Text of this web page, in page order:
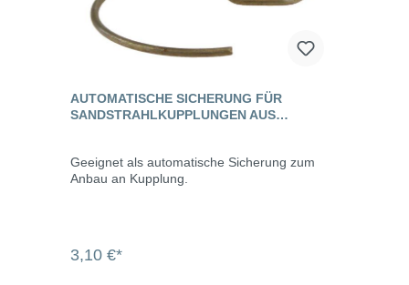
AUTOMATISCHE SICHERUNG FÜR
SANDSTRAHLKUPPLUNGEN AUS
Geeignet als automatische Sicherung zum
Anbau an Kupplung.
3,10 €*